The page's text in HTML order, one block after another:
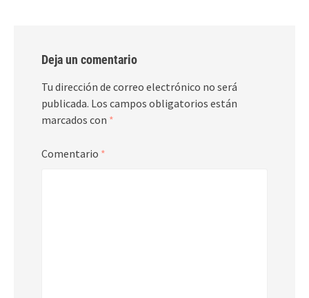
Deja un comentario
Tu dirección de correo electrónico no será
publicada. Los campos obligatorios están
marcados con *
Comentario *